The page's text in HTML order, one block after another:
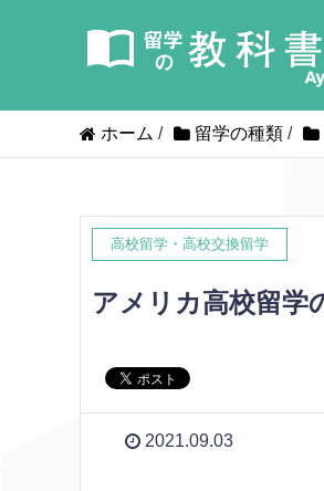
ホーム / 留学の種類 /
高校留学・高校交換留学
アメリカ高校留学
2021.09.03